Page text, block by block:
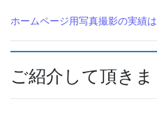
ホームページ用写真撮影の実績
ご紹介して頂きま